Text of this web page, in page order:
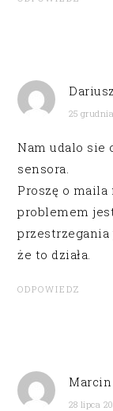
Dariusz
25
Nam udalo sie
sensora.
Proszę o maila
problemem
przestrzegania
że to działa.
ODPOWIEDZ
Marcin
28 lipca